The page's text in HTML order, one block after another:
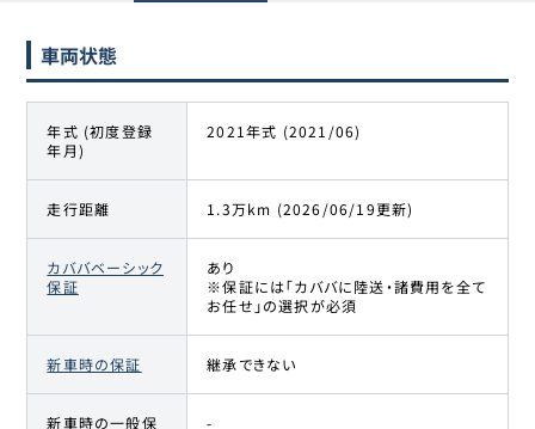
車両状態
年式 (初度登録
年月)
2021年式 (2021/06)
走行距離 1.3万km (2026/06/19更新)
カババベーシック
保証
あり
※保証には「カババに陸送・諸費用を全て
お任せ」の選択が必須
新車時の保証 継承できない
新車時の一般保
-